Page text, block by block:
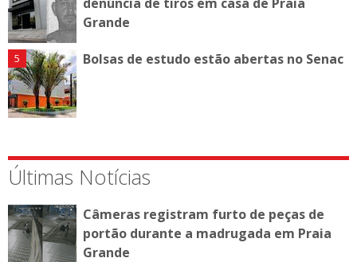
Grande
Bolsas de estudo estão abertas no Senac
Últimas Notícias
Câmeras registram furto de peças de
portão durante a madrugada em Praia
Grande